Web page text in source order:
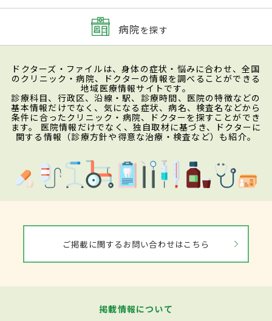
病院を探す
ドクターズ・ファイルは、身体の症状・悩みに合わせ、全国
のクリニック・病院、ドクターの情報を調べることができる
地域医療情報サイトです。
診療科目、行政区、沿線・駅、診療時間、医院の特徴などの
基本情報だけでなく、気になる症状、病名、検査名などから
条件に合ったクリニック・病院、ドクターを探すことができ
ます。 医院情報だけでなく、独自取材に基づき、ドクターに
関する情報（診療方針や得意な治療・検査など）も紹介。
ご掲載に関するお問い合わせはこちら
掲載情報について